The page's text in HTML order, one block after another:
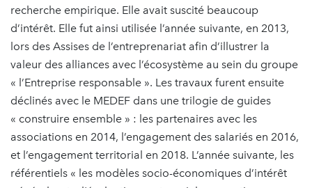
recherche empirique. Elle avait suscité beaucoup
d’intérêt. Elle fut ainsi utilisée l’année suivante, en 2013,
lors des Assises de l’entreprenariat afin d’illustrer la
valeur des alliances avec l’écosystème au sein du groupe
« l’Entreprise responsable ». Les travaux furent ensuite
déclinés avec le MEDEF dans une trilogie de guides
« construire ensemble » : les partenaires avec les
associations en 2014, l’engagement des salariés en 2016,
et l’engagement territorial en 2018. L’année suivante, les
référentiels « les modèles socio-économiques d’intérêt